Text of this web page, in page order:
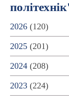
2026(120)
2025(201)
2024(208)
2023(224)